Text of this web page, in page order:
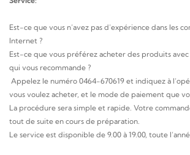
Est-ce que vous n’avez pas d’expérience dans les
Internet ?
Est-ce que vous préférez acheter des produits avec
qui vous recommande ?
Appelez le numéro 0464-670619 et indiquez à
vous voulez acheter, et le mode de paiement que
La procédure sera simple et rapide. Votre
tout de suite en cours de préparation.
Le service est disponible de 9.00 à 19.00, toute